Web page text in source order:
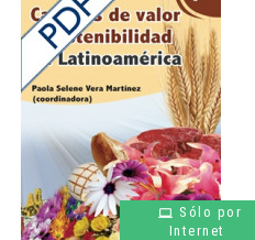
Sólo por
Internet